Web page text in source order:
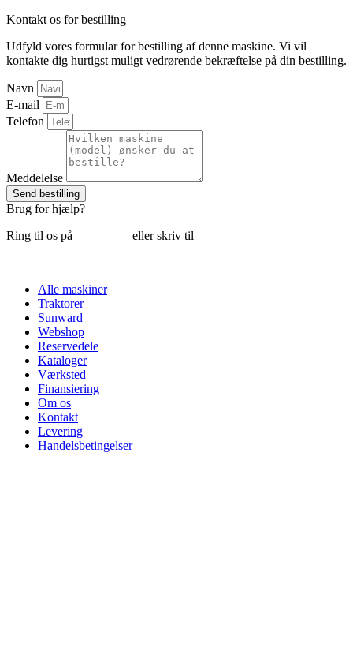
Kontakt os for bestilling
Udfyld vores formular for bestilling af denne maskine. Vi vil
kontakte dig hurtigst muligt vedrørende bekræftelse på din bestilling.
Navn
E-mail
Telefon
Meddelelse
Send bestilling
Brug for hjælp?
Ring til os på
eller skriv til
Alle maskiner
Traktorer
Sunward
Webshop
Reservedele
Kataloger
Værksted
Finansiering
Om os
Kontakt
Levering
Handelsbetingelser